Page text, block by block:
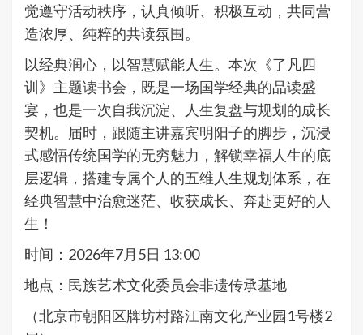
觉遵守活动秩序，认真倾听、积极互动，共同营
造浓厚、纯粹的共读氛围。
以经典润心，以智慧赋能人生。本次《了凡四
训》主题读书会，既是一场国学经典的品读盛
宴，也是一次自我沉淀、人生复盘与规划的成长
契机。届时，跟随主讲嘉宾明阳子的脚步，沉浸
式感悟传统国学的无穷魅力，解锁幸福人生的底
层逻辑，搭建专属个人的五维人生规划体系，在
经典智慧中治愈迷茫、收获成长、奔赴更好的人
生！
时间：2026年7月5日 13:00
地点：民族艺术文化委员会非遗传承基地
（北京市朝阳区牌坊村路江南文化产业园1号楼2